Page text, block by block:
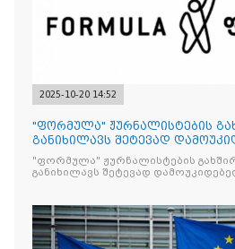
2025-10-20 14:52
"ფორმულა" ჟურნალისტების
განიხილავს შეტევად
წინააღმდ
"ფორმულა" ჟურნალისტების
განიხილავს შეტევად